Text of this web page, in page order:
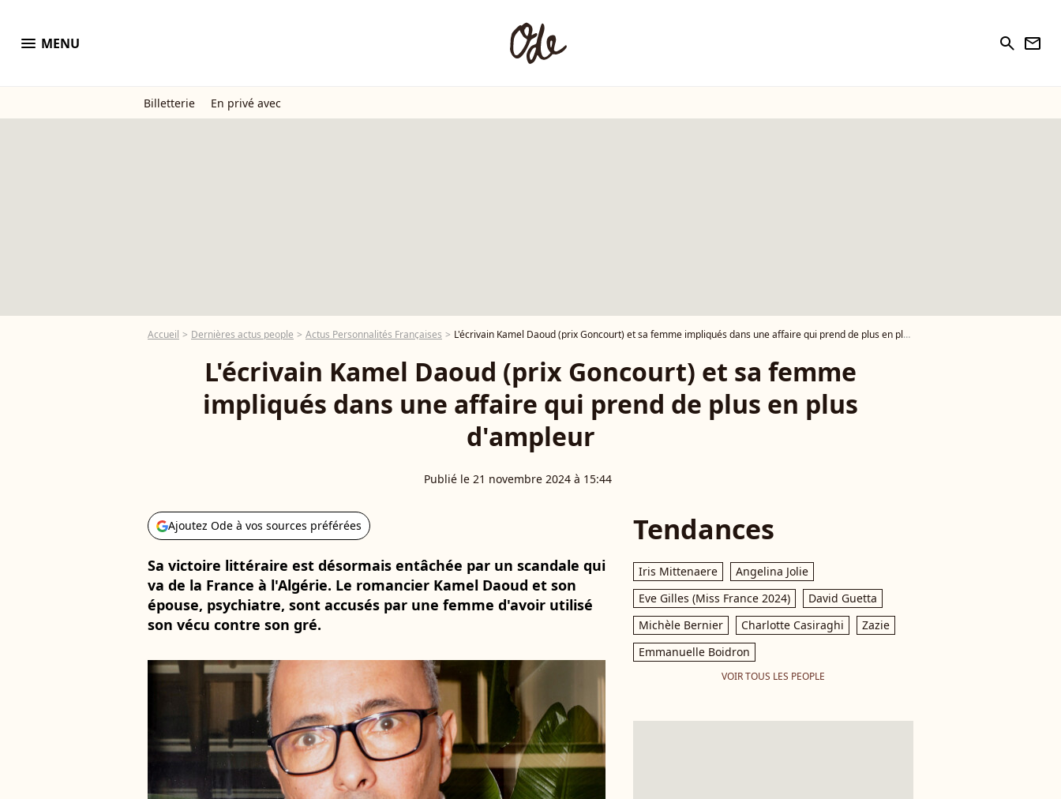
menu MENU search newsletter
Billetterie En privé avec
Accueil Dernières actus people Actus Personnalités Françaises L'écrivain Kamel Daoud (prix Goncourt) et sa femme impliqués dans une affaire qui prend de plus en plus d'ampleur
L'écrivain Kamel Daoud (prix Goncourt) et sa femme
impliqués dans une affaire qui prend de plus en plus
d'ampleur
Publié le 21 novembre 2024 à 15:44
Ajoutez Ode à vos sources préférées
Sa victoire littéraire est désormais entâchée par un scandale qui
va de la France à l'Algérie. Le romancier Kamel Daoud et son
épouse, psychiatre, sont accusés par une femme d'avoir utilisé
son vécu contre son gré.
Tendances
Iris Mittenaere
Angelina Jolie
Eve Gilles (Miss France 2024)
David Guetta
Michèle Bernier
Charlotte Casiraghi
Zazie
Emmanuelle Boidron
VOIR TOUS LES PEOPLE